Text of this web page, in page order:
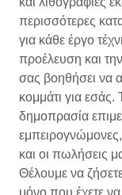
περισσότερες
για κάθε έργο
προέλευση και
σας βοηθήσει να
κομμάτι για εσάς.
δημοπρασία
εμπειρογνώμονες,
και οι πωλήσεις
Θέλουμε να
μόνο που έχετε να